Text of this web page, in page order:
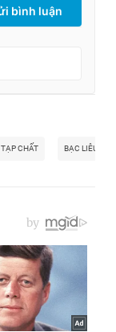
bình luận
CHẤT BẠC LIÊU